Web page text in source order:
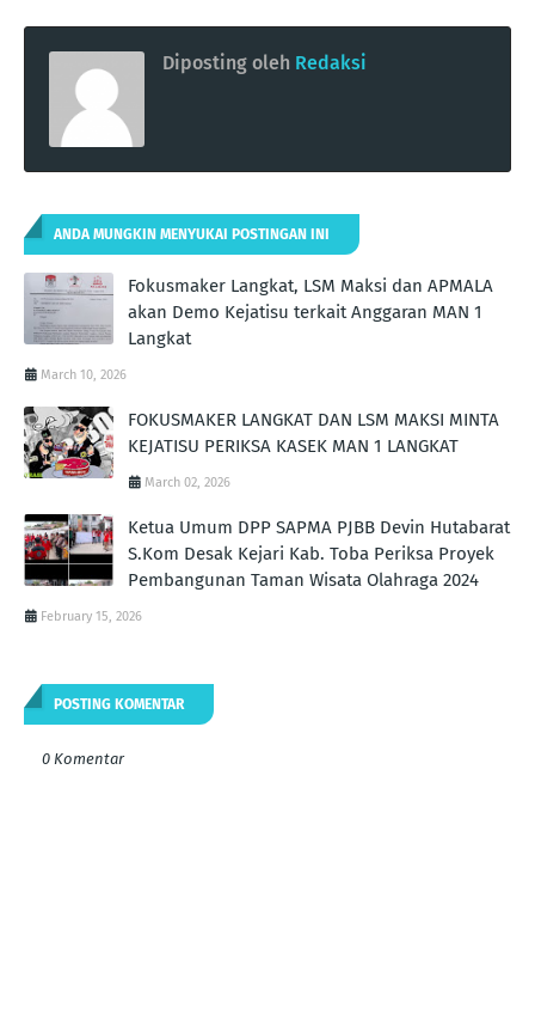
Diposting oleh Redaksi
ANDA MUNGKIN MENYUKAI POSTINGAN INI
Fokusmaker Langkat, LSM Maksi dan APMALA
akan Demo Kejatisu terkait Anggaran MAN 1
Langkat
March 10, 2026
FOKUSMAKER LANGKAT DAN LSM MAKSI MINTA
KEJATISU PERIKSA KASEK MAN 1 LANGKAT
March 02, 2026
Ketua Umum DPP SAPMA PJBB Devin Hutabarat
S.Kom Desak Kejari Kab. Toba Periksa Proyek
Pembangunan Taman Wisata Olahraga 2024
February 15, 2026
POSTING KOMENTAR
0 Komentar